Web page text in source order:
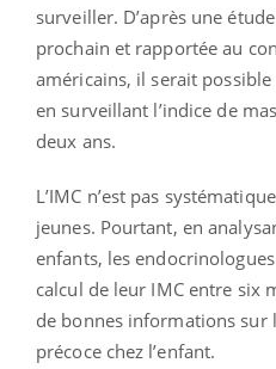
surveiller. D’après une
prochain et rapportée au
américains, il serait
en surveillant l’indice de
deux ans.
L’IMC n’est pas
jeunes. Pourtant, en
enfants, les
calcul de leur IMC entre six
de bonnes informations sur
précoce chez l’enfant.